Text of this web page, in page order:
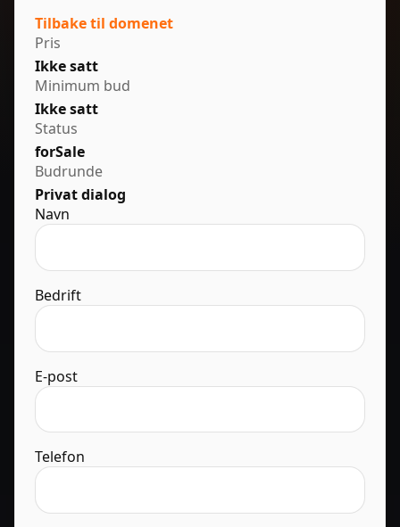
Tilbake til domenet
Pris
Ikke satt
Minimum bud
Ikke satt
Status
forSale
Budrunde
Privat dialog
Navn
Bedrift
E-post
Telefon